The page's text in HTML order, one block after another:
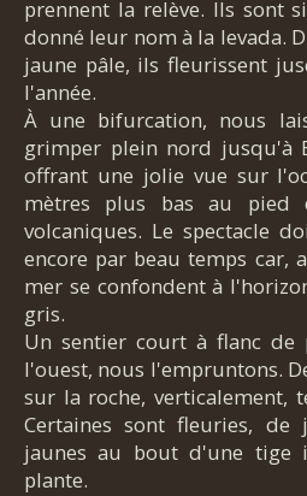
prennent la relève. Ils sont
donné leur nom à la levada.
jaune pâle, ils fleurissent
l'année.
À une bifurcation, nous
grimper plein nord jusqu'à
offrant une jolie vue sur
mètres plus bas au pied
volcaniques. Le spectacle
encore par beau temps car,
mer se confondent à
gris.
Un sentier court à flanc de
l'ouest, nous l'empruntons.
sur la roche, verticalement,
Certaines sont fleuries, de
jaunes au bout d'une
plante.